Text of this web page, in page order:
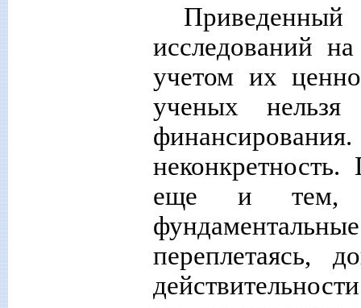
исследований
учетом их
ученых
еще и тем,
переплетаясь,